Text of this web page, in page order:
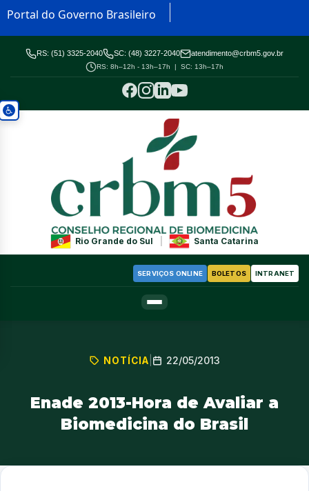
Portal do Governo Brasileiro
RS: (51) 3325-2040 SC: (48) 3227-2040 atendimento@crbm5.gov.br
RS: 8h–12h - 13h–17h | SC: 13h–17h
Rio Grande do Sul Santa Catarina
SERVIÇOS ONLINE BOLETOS INTRANET
NOTÍCIA 22/05/2013
Enade 2013-Hora de Avaliar a
Biomedicina do Brasil